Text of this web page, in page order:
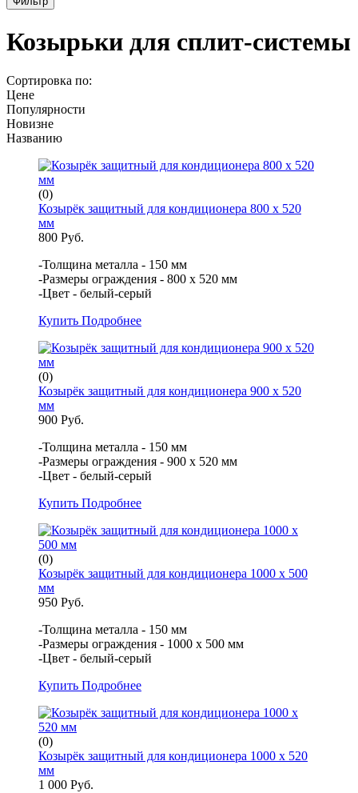
Козырьки для сплит-системы
Сортировка по:
Цене
Популярности
Новизне
Названию
(0)
Козырёк защитный для кондиционера 800 х 520
мм
800 Руб.
-Толщина металла - 150 мм
-Размеры ограждения - 800 х 520 мм
-Цвет - белый-серый
Купить Подробнее
(0)
Козырёк защитный для кондиционера 900 х 520
мм
900 Руб.
-Толщина металла - 150 мм
-Размеры ограждения - 900 х 520 мм
-Цвет - белый-серый
Купить Подробнее
(0)
Козырёк защитный для кондиционера 1000 х 500
мм
950 Руб.
-Толщина металла - 150 мм
-Размеры ограждения - 1000 х 500 мм
-Цвет - белый-серый
Купить Подробнее
(0)
Козырёк защитный для кондиционера 1000 х 520
мм
1 000 Руб.